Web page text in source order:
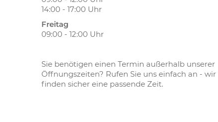
14:00 - 17:00 Uhr
Freitag
09:00 - 12:00 Uhr
Sie benötigen einen Termin außerhalb unserer
Öffnungszeiten? Rufen Sie uns einfach an - wir
finden sicher eine passende Zeit.